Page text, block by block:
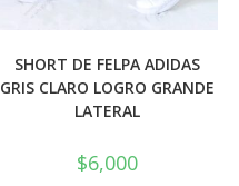
SHORT DE FELPA ADIDAS
GRIS CLARO LOGRO GRANDE
LATERAL
$6,000